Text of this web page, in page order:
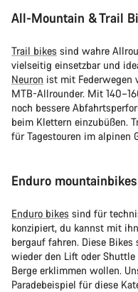
All-Mountain & Trail
Trail bikes sind wahre
vielseitig einsetzbar und
Neuron ist mit Federwegen
MTB-Allrounder. Mit
noch bessere
beim Klettern einzubüßen.
für Tagestouren im alpinen
Enduro mountainbikes
Enduro bikes sind für
konzipiert, du kannst mit
bergauf fahren. Diese
wieder den Lift oder Shuttle
Berge erklimmen wollen.
Paradebeispiel für diese